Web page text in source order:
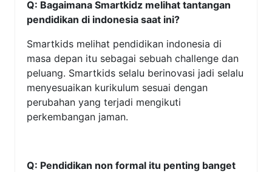
Q: Bagaimana Smartkidz melihat tantangan
pendidikan di indonesia saat ini?
Smartkids melihat pendidikan indonesia di
masa depan itu sebagai sebuah challenge dan
peluang. Smartkids selalu berinovasi jadi selalu
menyesuaikan kurikulum sesuai dengan
perubahan yang terjadi mengikuti
perkembangan jaman.
Q: Pendidikan non formal itu penting banget